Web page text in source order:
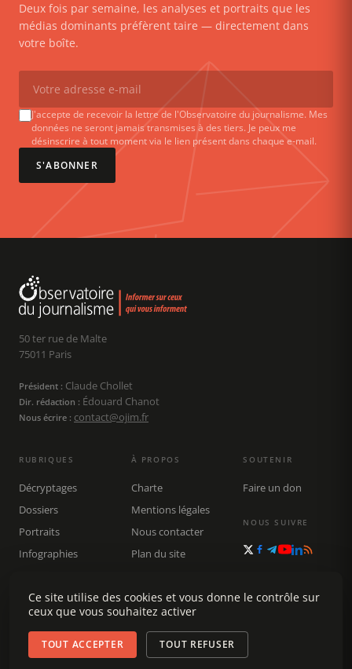
Deux fois par semaine, les analyses et portraits que les
médias dominants préfèrent taire — directement dans
votre boîte.
J'accepte de recevoir la lettre de l'Observatoire du journalisme. Mes
données ne seront jamais transmises à des tiers. Je peux me
désinscrire à tout moment via le lien présent dans chaque e-mail.
S'ABONNER
50 ter rue de Malte
75011 Paris
Président : Claude Chollet
Dir. rédaction : Édouard Chanot
Nous écrire : contact@ojim.fr
RUBRIQUES
Décryptages
Dossiers
Portraits
Infographies
Rechercher
À PROPOS
Charte
Mentions légales
Nous contacter
Plan du site
SOUTENIR
Faire un don
NOUS SUIVRE
Ce site utilise des cookies et vous donne le contrôle sur
ceux que vous souhaitez activer
TOUT ACCEPTER TOUT REFUSER